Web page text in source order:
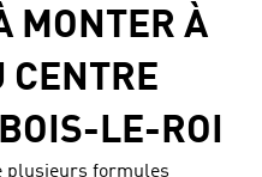
MONTER À
CENTRE
LE-ROI
plusieurs formules